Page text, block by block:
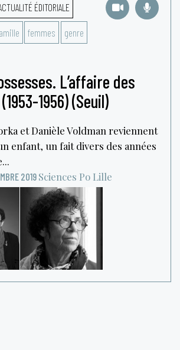
ÉDITORIALE
femmes genre
L’affaire des
1956) (Seuil)
et Danièle Voldman reviennent
enfant, un fait divers des années
2019 Sciences Po Lille